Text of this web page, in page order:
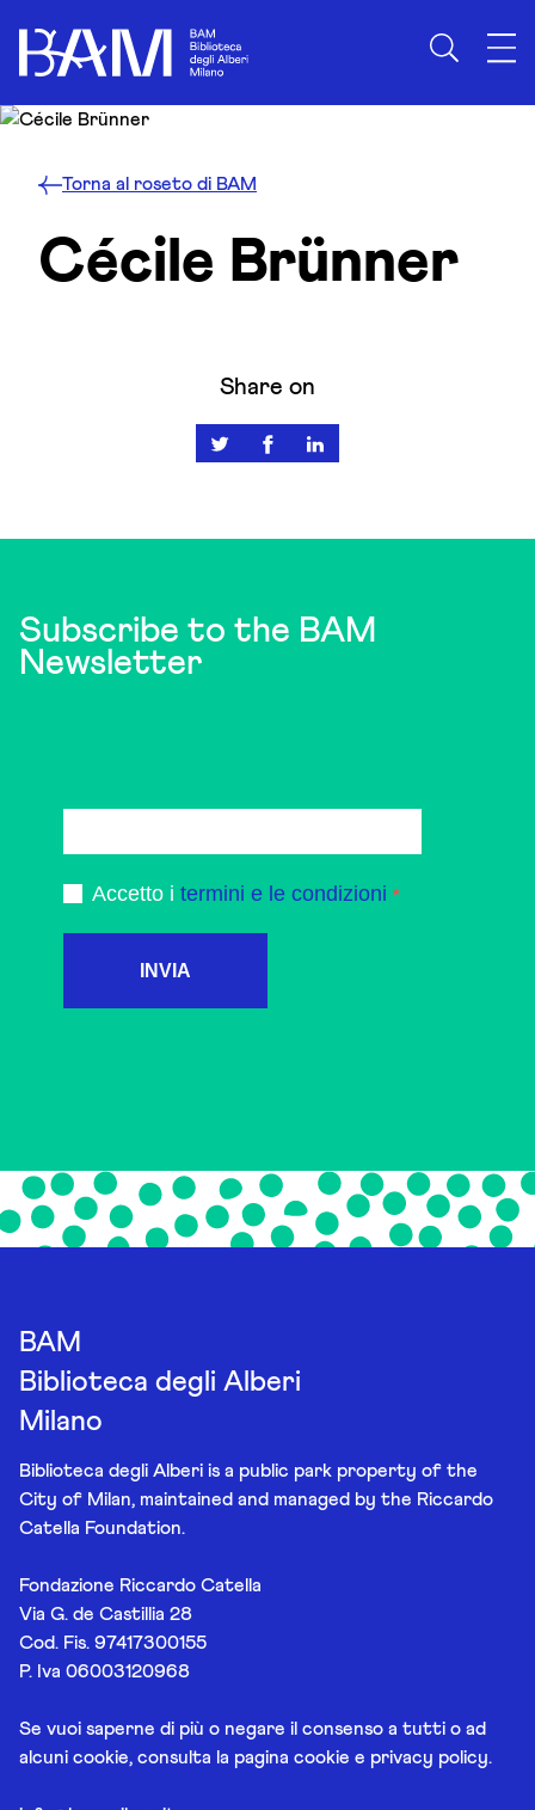
Torna al roseto di BAM
Cécile Brünner
Share on
Subscribe to the BAM
Newsletter
Accetto i termini e le condizioni
INVIA
BAM
Biblioteca degli Alberi
Milano
Biblioteca degli Alberi is a public park property of the
City of Milan, maintained and managed by the Riccardo
Catella Foundation.
Fondazione Riccardo Catella
Via G. de Castillia 28
Cod. Fis. 97417300155
P. Iva 06003120968
Se vuoi saperne di più o negare il consenso a tutti o ad
alcuni cookie, consulta la pagina cookie e privacy policy.